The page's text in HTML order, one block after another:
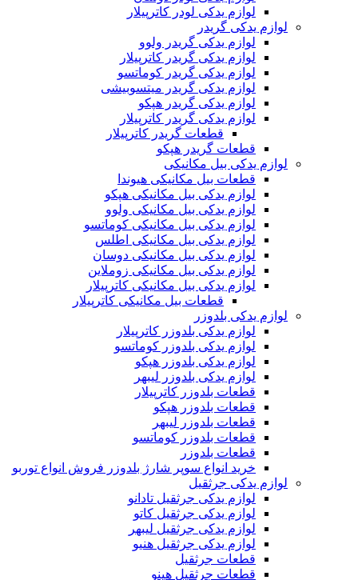
لوازم یدکی لودر کاترپیلار
لوازم یدکی گریدر
لوازم یدکی گریدر ولوو
لوازم یدکی گریدر کاترپیلار
لوازم یدکی گریدر کوماتسو
لوازم یدکی گریدر میتسوبیشی
لوازم یدکی گریدر هپکو
لوازم یدکی گریدر کاترپیلار
قطعات گریدر کاترپیلار
قطعات گریدر هپکو
لوازم یدکی بیل مکانیکی
قطعات بیل مکانیکی هیوندا
لوازم یدکی بیل مکانیکی هپکو
لوازم یدکی بیل مکانیکی ولوو
لوازم یدکی بیل مکانیکی کوماتسو
لوازم یدکی بیل مکانیکی اطلس
لوازم یدکی بیل مکانیکی دوسان
لوازم یدکی بیل مکانیکی زوملاین
لوازم یدکی بیل مکانیکی کاترپیلار
قطعات بیل مکانیکی کاترپیلار
لوازم یدکی بلدوزر
لوازم یدکی بلدوزر کاترپیلار
لوازم یدکی بلدوزر کوماتسو
لوازم یدکی بلدوزر هپکو
لوازم یدکی بلدوزر لیبهر
قطعات بلدوزر کاترپیلار
قطعات بلدوزر هپکو
قطعات بلدوزر لیبهر
قطعات بلدوزر کوماتسو
قطعات بلدوزر
خرید انواع سوپر شارژ بلدوزر فروش انواع توربو
لوازم یدکی جرثقیل
لوازم یدکی جرثقیل تادانو
لوازم یدکی جرثقیل کاتو
لوازم یدکی جرثقیل لیبهر
لوازم یدکی جرثقیل هنیو
قطعات جرثقیل
قطعات جرثقیل هینو